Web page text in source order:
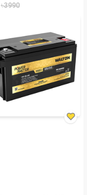
৳3990